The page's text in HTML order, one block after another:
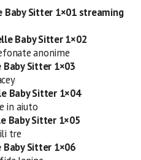
Baby Sitter 1×01 streaming
Baby Sitter1×02
anonime
Baby Sitter 1×03
Baby Sitter 1×04
in aiuto
Baby Sitter 1×05
tre
Baby Sitter 1×06